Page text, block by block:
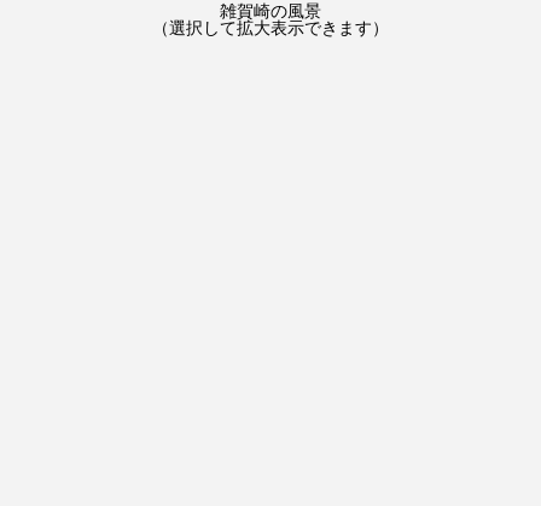
雑賀崎の風景
（選択して拡大表示できます）